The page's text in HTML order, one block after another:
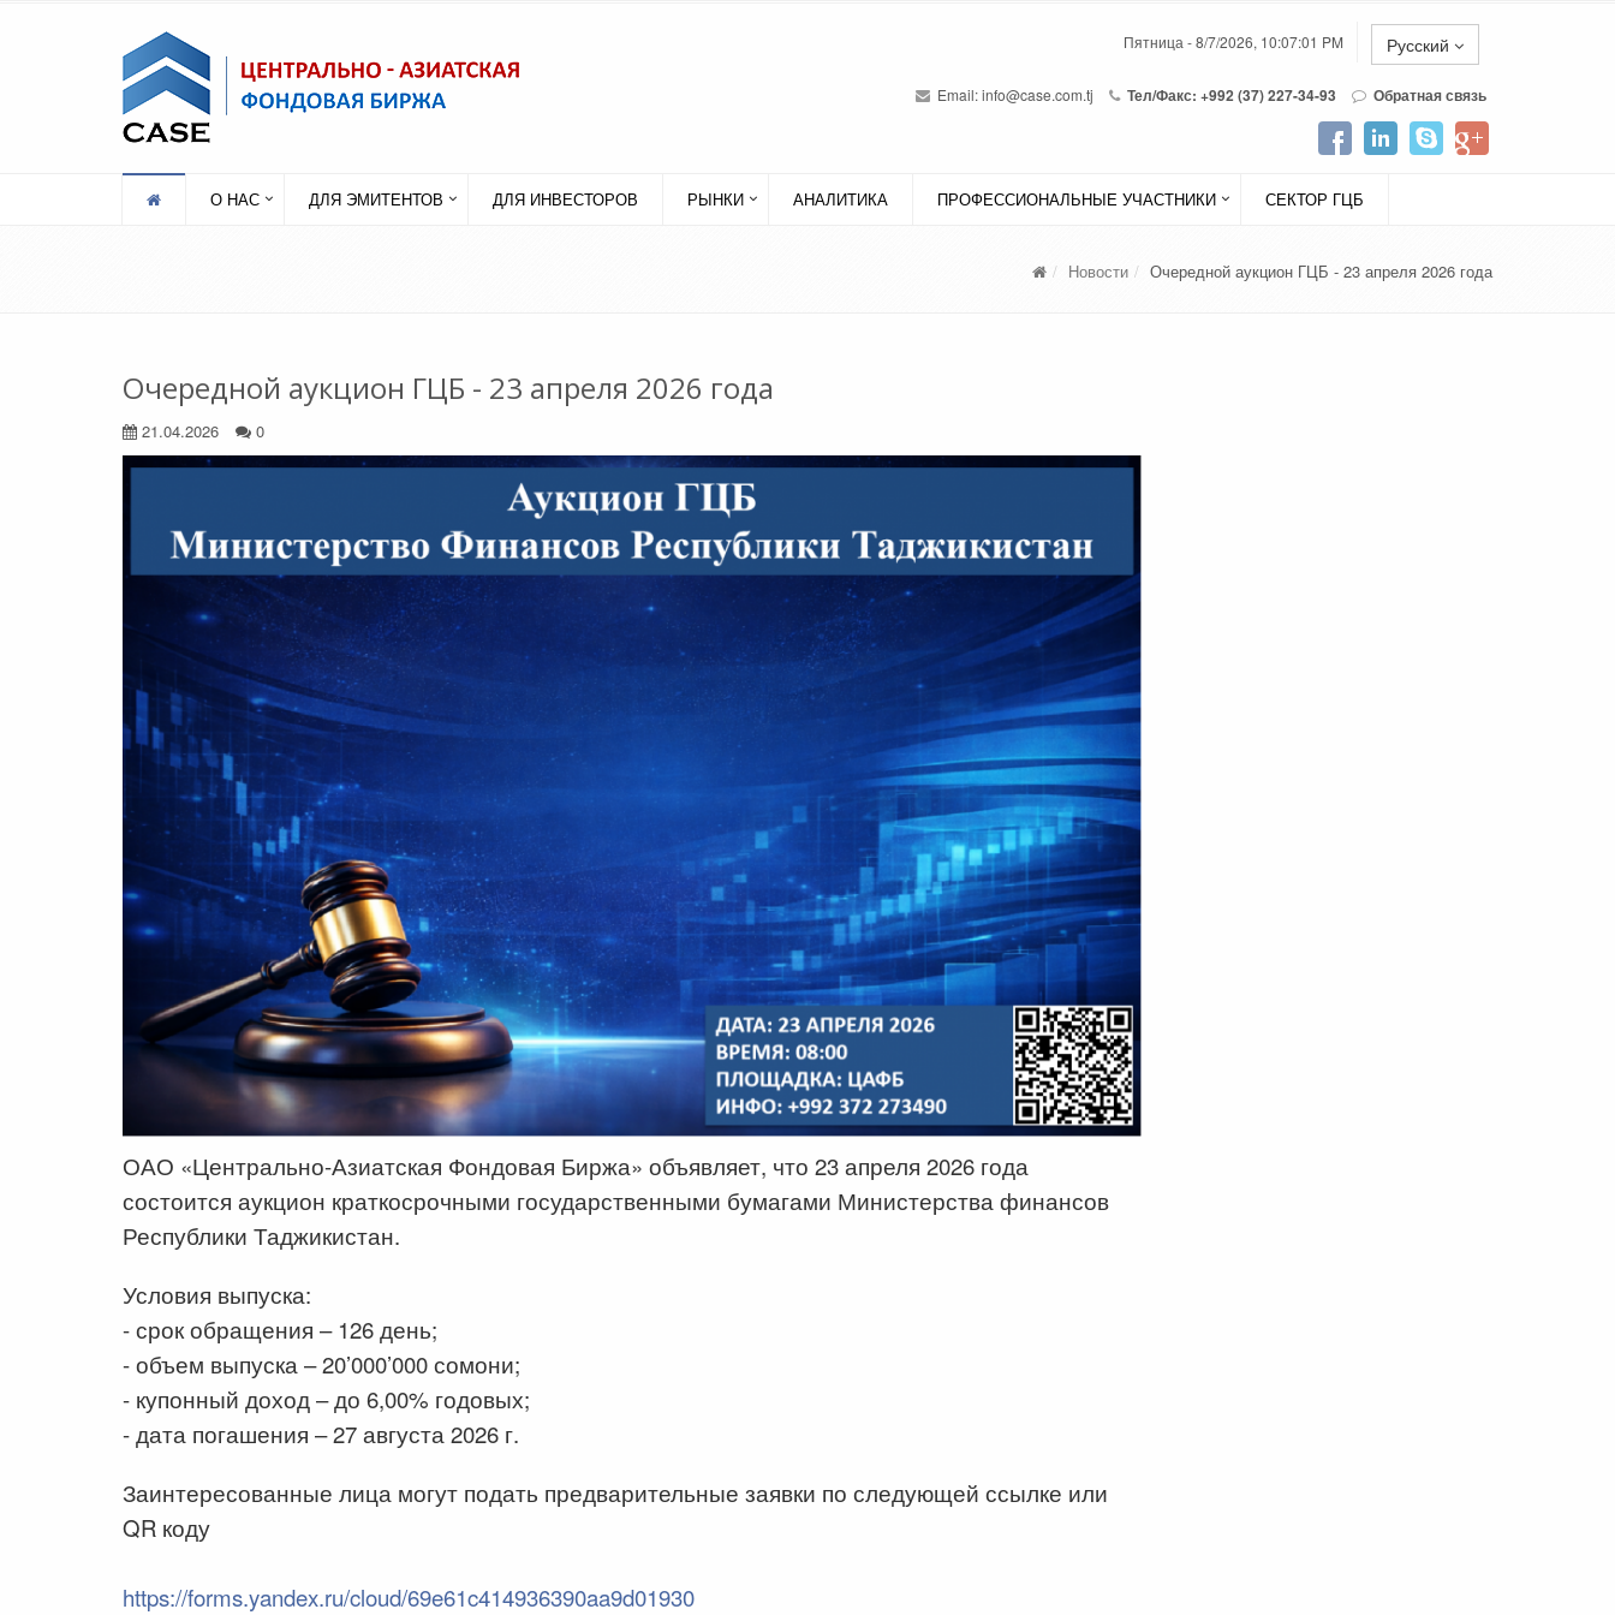
Пятница - 8/7/2026, 10:07:01 PM Русский
Email:info@case.com.tj Тел/Факс: +992 (37) 227-34-93 Обратная связь
О НАС ДЛЯ ЭМИТЕНТОВ ДЛЯ ИНВЕСТОРОВ РЫНКИ АНАЛИТИКА ПРОФЕССИОНАЛЬНЫЕ УЧАСТНИКИ СЕКТОР ГЦБ
Новости Очередной аукцион ГЦБ - 23 апреля 2026 года
Очередной аукцион ГЦБ - 23 апреля 2026 года
21.04.2026 0
ОАО «Центрально-Азиатская Фондовая Биржа» объявляет, что 23 апреля 2026 года
состоится аукцион краткосрочными государственными бумагами Министерства финансов
Республики Таджикистан.
Условия выпуска:
- срок обращения – 126 день;
- объем выпуска – 20’000’000 сомони;
- купонный доход – до 6,00% годовых;
- дата погашения – 27 августа 2026 г.
Заинтересованные лица могут подать предварительные заявки по следующей ссылке или
QR коду
https://forms.yandex.ru/cloud/69e61c414936390aa9d01930